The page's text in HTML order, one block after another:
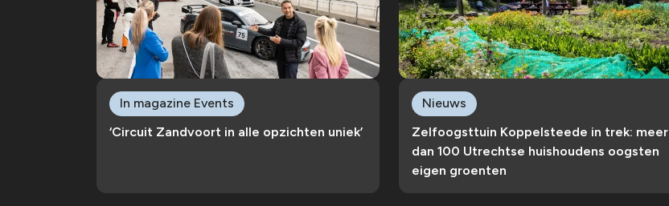
‘Circuit Zandvoort in alle opzichten uniek’
In magazine Events
Zelfoogsttuin Koppelsteede in trek: meer
dan 100 Utrechtse huishoudens oogsten
eigen groenten
Nieuws